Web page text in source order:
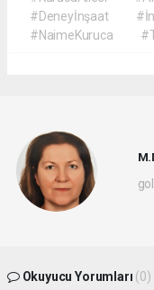
#Deneyİnşaat
#NaimeKuruca
Okuyucu Yorumları (0)